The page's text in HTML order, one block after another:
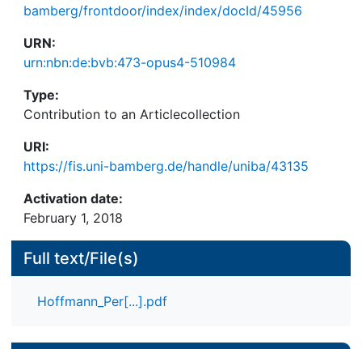
bamberg/frontdoor/index/index/docId/45956
URN:
urn:nbn:de:bvb:473-opus4-510984
Type:
Contribution to an Articlecollection
URI:
https://fis.uni-bamberg.de/handle/uniba/43135
Activation date:
February 1, 2018
Full text/File(s)
Hoffmann_Per[...].pdf